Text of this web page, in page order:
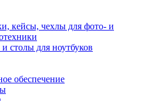
кейсы, чехлы для фото- и
столы для ноутбуков
обеспечение